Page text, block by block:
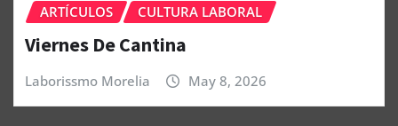
ARTÍCULOS CULTURA LABORAL
Viernes De Cantina
Laborissmo Morelia May 8, 2026